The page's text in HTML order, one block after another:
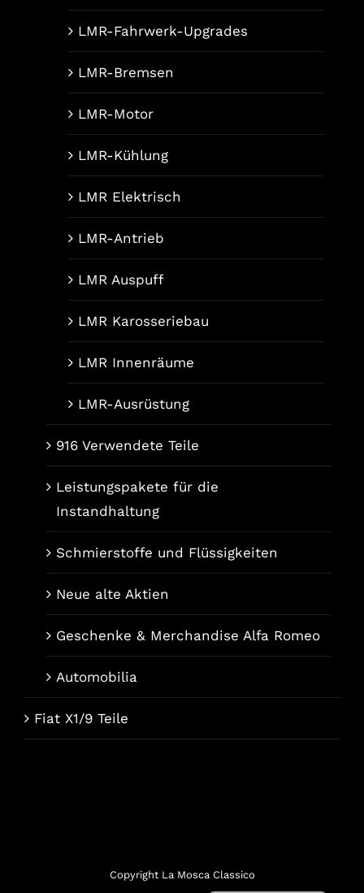
LMR-Fahrwerk-Upgrades
LMR-Bremsen
LMR-Motor
LMR-Kühlung
LMR Elektrisch
LMR-Antrieb
LMR Auspuff
LMR Karosseriebau
LMR Innenräume
LMR-Ausrüstung
916 Verwendete Teile
Leistungspakete für die
Instandhaltung
Schmierstoffe und Flüssigkeiten
Neue alte Aktien
Geschenke & Merchandise Alfa Romeo
Automobilia
Fiat X1/9 Teile
Copyright La Mosca Classico